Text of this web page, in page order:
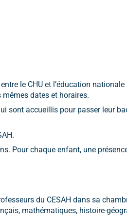
le CHU et l’éducation
dates et horaires.
sont accueillis pour passer leur
Pour chaque enfant, une
du CESAH dans sa
mathématiques, histoire-